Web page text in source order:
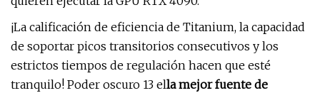
¡La calificación de eficiencia de Titanium, la capacidad
de soportar picos transitorios consecutivos y los
estrictos tiempos de regulación hacen que esté
tranquilo! Poder oscuro 13 ella mejor fuente de